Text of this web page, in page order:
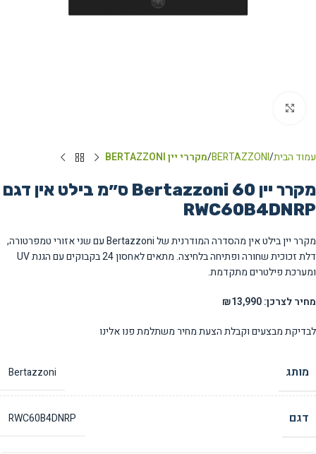
עמוד הבית BERTAZZONI מקררי יין BERTAZZONI
מקרר יין Bertazzoni 60 ס״מ בילט אין דגם
RWC60B4DNRP
מקרר יין בילט אין מהסדרה המודרנית של Bertazzoni עם שני אזורי טמפרטורה,
דלת זכוכית שחורה ופתיחה בלחיצה. מתאים לאחסון 24 בקבוקים עם הגנת UV
ומערכת פילטרים מתקדמת.
מחיר לצרכן: ₪13,990
לבדיקת מבצעים וקבלת הצעת מחיר משתלמת פנו אלינו
מותג Bertazzoni
דגם RWC60B4DNRP